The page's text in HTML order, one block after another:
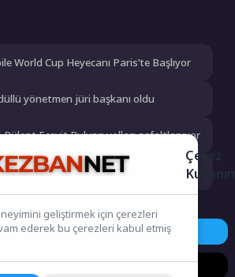
World Cup Heyecanı Paris’te Başlıyor
yönetmen jüri başkanı oldu
Ecevit Bulvarı yolları asfaltlanıyor
Ağustos ayı meclis toplantısı yapıldı
Facebook Twitter
YouTube TikTok
Çerez
geliştirmek için çerezleri
ederek bu çerezleri kabul etmiş